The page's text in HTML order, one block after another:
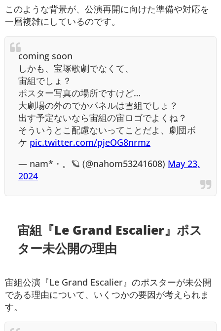
このような背景が、公演再開に向けた準備や対応を
一層複雑にしているのです。
coming soon
しかも、宝塚歌劇でなくて、
宙組でしょ？
ポスター写真の場所ですけど…
大劇場の外のでかパネルは雪組でしょ？
出す予定ないなら宙組の宙ロゴでよくね？
そういうとこ配慮ないってことだよ、劇団ボ
ケ pic.twitter.com/pjeOG8nrmz
— nam*・。🪐 (@nahom53241608) May 23,
2024
宙組『Le Grand Escalier』ポス
ター未公開の理由
宙組公演『Le Grand Escalier』のポスターが未公開
である理由について、いくつかの要因が考えられま
す。